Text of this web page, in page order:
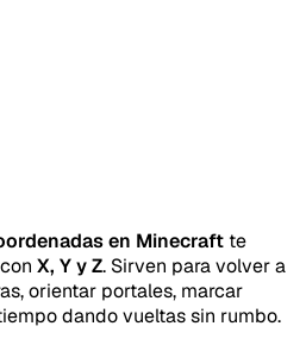
en Minecraft te
X, Y y Z. Sirven para volver a
orientar portales, marcar
dando vueltas sin rumbo.